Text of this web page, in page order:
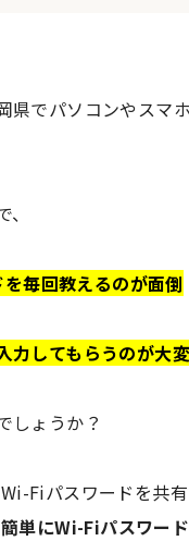
県でパソコンやスマ
毎回教えるのが面倒
力してもらうのが大変
しょうか？
Fiパスワードを共
単にWi-Fiパスワー